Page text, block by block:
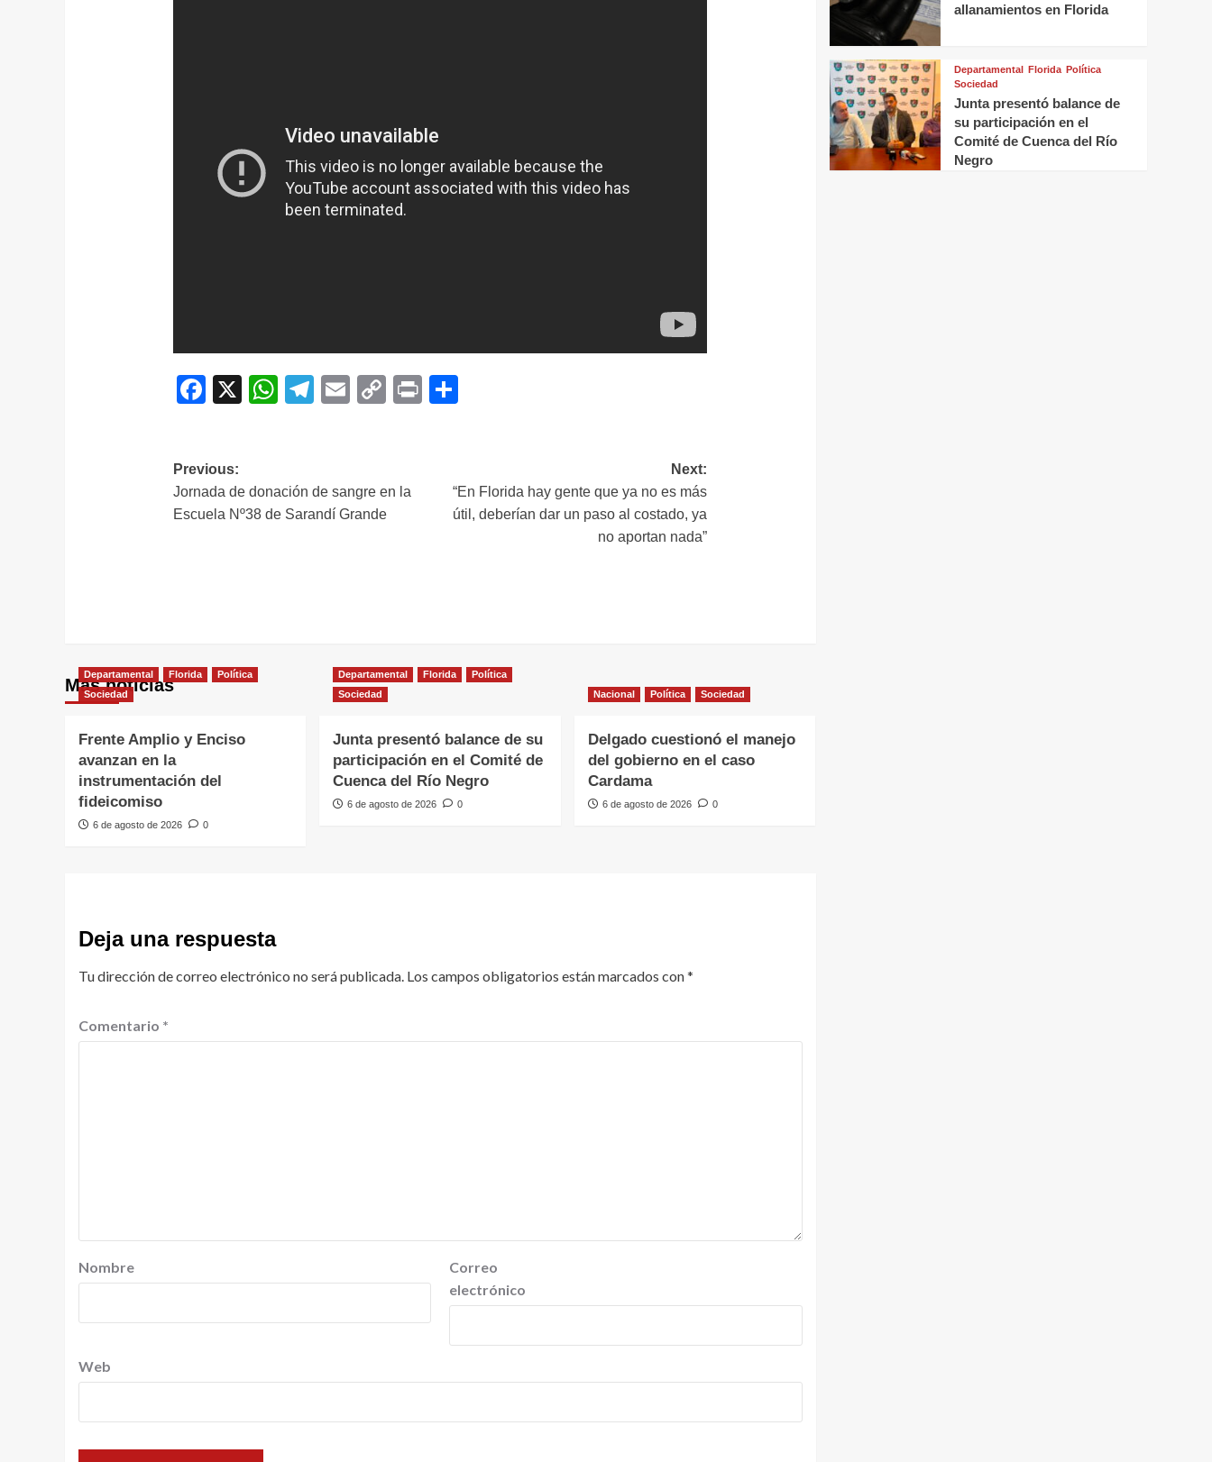
Facebook
X WhatsApp
Telegram
EmailCopyPrint
Navegación
de
Previous:
Jornada de donación de sangre en la
Escuela Nº38 de Sarandí Grande
Next:
“En Florida hay gente que ya no es más
útil, deberían dar un paso al costado, ya
no aportan nada”
Más noticias
Departamental Florida
Política
Sociedad
Frente Amplio y Enciso
avanzan en la
instrumentación del
fideicomiso
6 de agosto de 2026 0
Departamental Florida
Política
Sociedad
Junta presentó balance de su
participación en el Comité de
Cuenca del Río Negro
6 de agosto de 2026 0
Nacional Política Sociedad
Delgado cuestionó el manejo
del gobierno en el caso
Cardama
6 de agosto de 2026 0
Deja una respuesta
Tu dirección de correo electrónico no será publicada. Los campos obligatorios están marcados con*
Comentario *
Nombre
Correo
electrónico
Web
allanamientos en Florida
Departamental Florida Política
Sociedad
Junta presentó balance de
su participación en el
Comité de Cuenca del Río
Negro